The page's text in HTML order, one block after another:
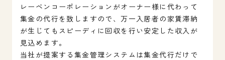
レーベンコーポレーションがオーナー様に代わって
集金の代行を致しますので、万一入居者の家賃滞納
が生じてもスピーディに回収を行い安定した収入が
見込めます。
当社が提案する集金管理システムは集金代行だけで